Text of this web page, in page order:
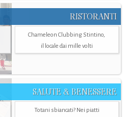
RISTORANTI
Chameleon Clubbing Stintino,
il locale dai mille volti
SALUTE & BENESSERE
Totani sbiancati? Nei piatti